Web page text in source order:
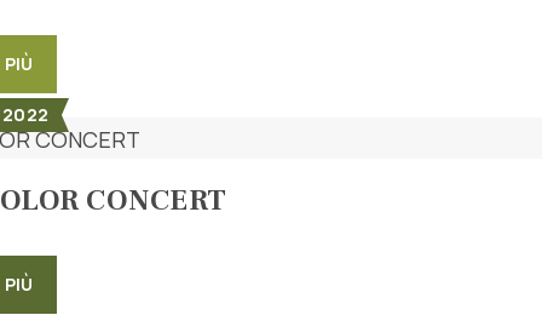
CONCERT